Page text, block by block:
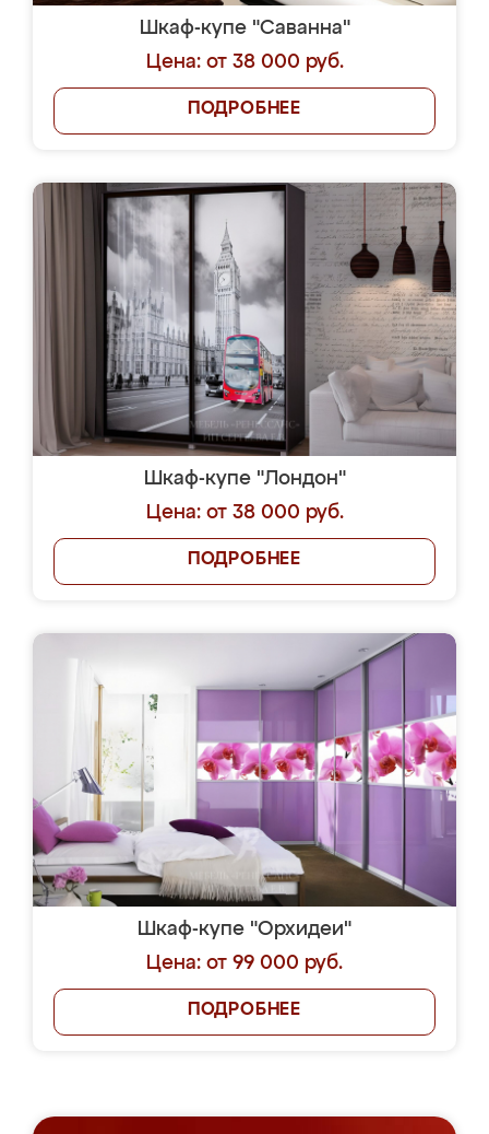
Шкаф-купе "Саванна"
Цена: от 38 000 руб.
ПОДРОБНЕЕ
Шкаф-купе "Лондон"
Цена: от 38 000 руб.
ПОДРОБНЕЕ
Шкаф-купе "Орхидеи"
Цена: от 99 000 руб.
ПОДРОБНЕЕ